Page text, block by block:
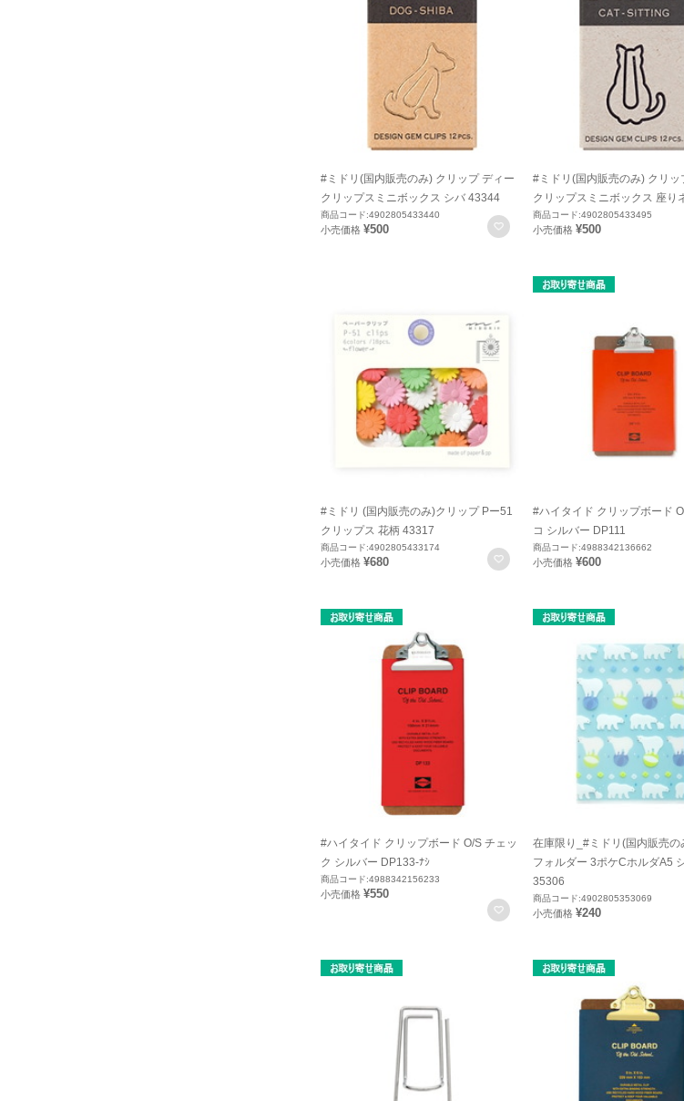
#ミドリ(国内販売のみ) クリップ ディー
クリップスミニボックス シバ 43344
商品コード:4902805433440
小売価格 ¥500 お気に入りに登録
#ミドリ(国内販売のみ) クリッ
クリップスミニボックス 座り
商品コード:4902805433495
小売価格 ¥500
#ミドリ (国内販売のみ)クリップ Pー51
クリップス 花柄 43317
商品コード:4902805433174
小売価格 ¥680 お気に入りに登録
#ハイタイド クリップボード
コ シルバー DP111
商品コード:4988342136662
小売価格 ¥600
#ハイタイド クリップボード O/S チェッ
ク シルバー DP133-ﾅｼ
商品コード:4988342156233
小売価格 ¥550
お気に入りに登録
在庫限り_#ミドリ(国内販売の
フォルダー 3ポケCホルダA5
35306
商品コード:4902805353069
小売価格 ¥240